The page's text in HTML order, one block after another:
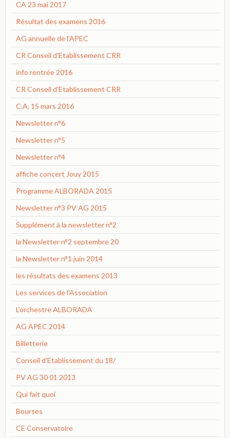
CA 23 mai 2017
Résultat des examens 2016
AG annuelle de l'APEC
CR Conseil d'Etablissement CRR
info rentrée 2016
CR Conseil d'Etablissement CRR
C.A. 15 mars 2016
Newsletter n°6
Newsletter n°5
Newsletter n°4
affiche concert Jouy 2015
Programme ALBORADA 2015
Newsletter n°3 PV AG 2015
Supplément à la newsletter n°2
la Newsletter n°2 septembre 20
la Newsletter n°1 juin 2014
les résultats des examens 2013
Les services de l'Association
L'orchestre ALBORADA
AG APEC 2014
Billetterie
Conseil d'Etablissement du 18/
PV AG 30 01 2013
Qui fait quoi
Bourses
CE Conservatoire